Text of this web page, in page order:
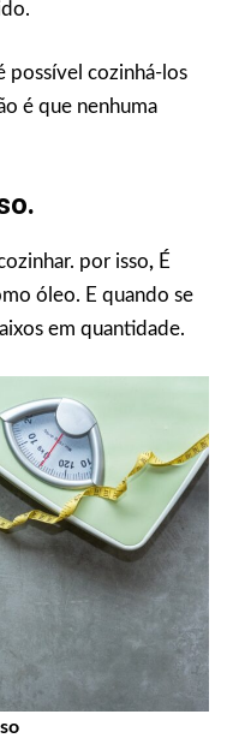
possível cozinhá-los
é que nenhuma
por isso, É
óleo. E quando se
em quantidade.